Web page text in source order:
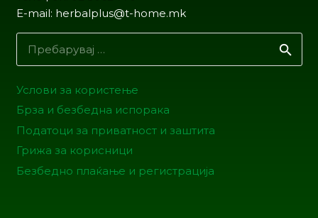
E-mail: herbalplus@t-home.mk
Услови за користење
Брза и безбедна испорака
Податоци за приватност и заштита
Грижа за корисници
Безбедно плаќање и регистрација